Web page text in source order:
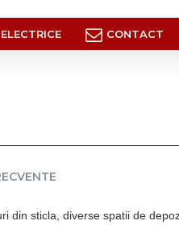
CONTACT
din sticla, diverse spatii de